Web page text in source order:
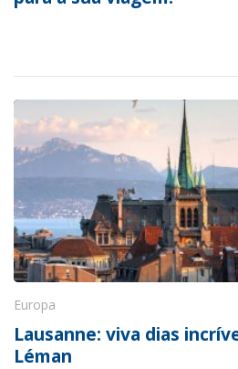
Europa
Lausanne: viva dias
Léman